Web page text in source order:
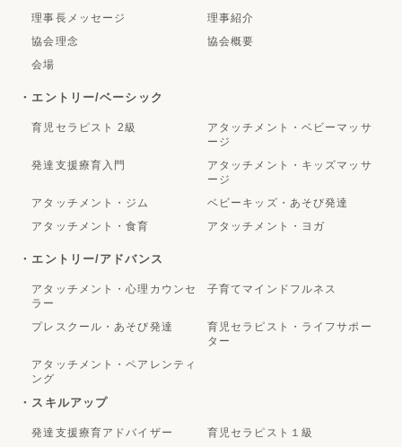
理事長メッセージ
理事紹介
協会理念
協会概要
会場
・エントリー/ベーシック
育児セラピスト 2級
アタッチメント・ベビーマッサ
ージ
発達支援療育入門
アタッチメント・キッズマッサ
ージ
アタッチメント・ジム
ベビーキッズ・あそび発達
アタッチメント・食育
アタッチメント・ヨガ
・エントリー/アドバンス
アタッチメント・心理カウンセ
ラー
子育てマインドフルネス
プレスクール・あそび発達
育児セラピスト・ライフサポー
ター
アタッチメント・ペアレンティ
ング
・スキルアップ
発達支援療育アドバイザー
育児セラピスト１級